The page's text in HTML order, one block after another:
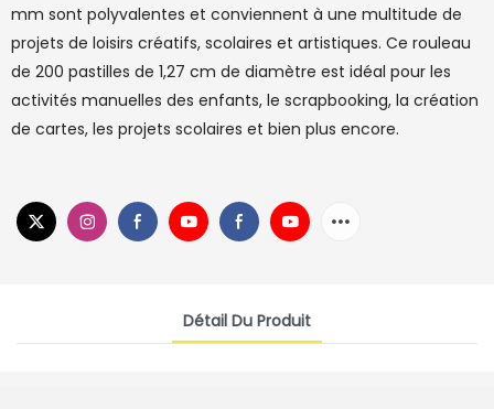
mm sont polyvalentes et conviennent à une multitude de
projets de loisirs créatifs, scolaires et artistiques. Ce rouleau
de 200 pastilles de 1,27 cm de diamètre est idéal pour les
activités manuelles des enfants, le scrapbooking, la création
de cartes, les projets scolaires et bien plus encore.
Détail Du Produit